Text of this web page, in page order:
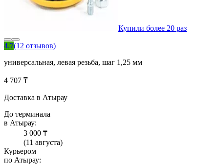
Купили более 20 раз
4.7(12 отзывов)
универсальная, левая резьба, шаг 1,25 мм
4 707 ₸
Доставка в Атырау
До терминала
в Атырау:
3 000 ₸
(11 августа)
Курьером
по Атырау: